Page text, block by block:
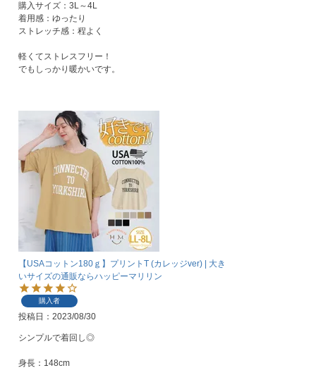
購入サイズ：3L～4L
着用感：ゆったり
ストレッチ感：程よく
軽くてストレスフリー！
【USAコットン180ｇ】プリントT (カレッジver) | 大き
いサイズの通販ならハッピーマリリン
購入者
投稿日 2023/08/30
シンプルで着回し◎
身長：148cm